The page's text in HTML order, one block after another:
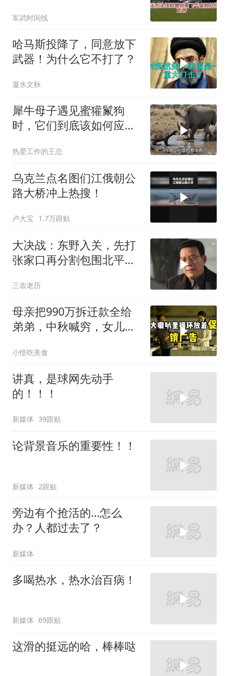
京
军武时间线
哈马斯投降了，同意放下
武器！为什么它不打了？
凝水文秋
犀牛母子遇见蜜獾鬣狗
时，它们到底该如何应
热爱工作的王总
乌克兰点名图们江俄朝公
路大桥冲上热搜！
卢大宝 1.7万跟贴
大决战：东野入关，先打
张家口再分割包围北平，
三农老历
母亲把990万拆迁款全给
弟弟，中秋喊穷，女儿笑
小怪吃美食
讲真，是球网先动手
的！！！
新媒体 39跟贴
论背景音乐的重要性！！
新媒体 2跟贴
旁边有个抢活的…怎么
办？人都过去了？
新媒体
多喝热水，热水治百病！
新媒体 69跟贴
这滑的挺远的哈，棒棒哒